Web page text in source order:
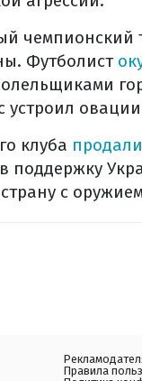
Футболист
устроил
клуба
поддержку
с
Правила